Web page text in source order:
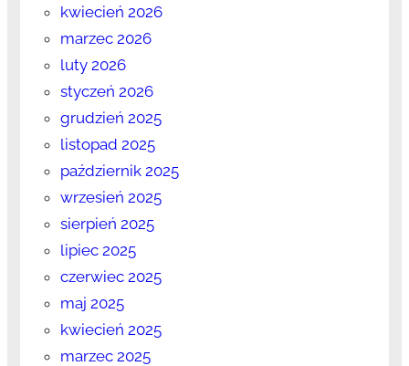
kwiecień 2026
marzec 2026
luty 2026
styczeń 2026
grudzień 2025
listopad 2025
październik 2025
wrzesień 2025
sierpień 2025
lipiec 2025
czerwiec 2025
maj 2025
kwiecień 2025
marzec 2025